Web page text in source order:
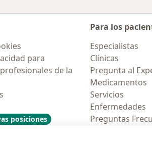
para
de la
posiciones
Para los
Especialistas
Clínicas
Pregunta al
Medicamentos
Servicios
Enfermedades
Preguntas